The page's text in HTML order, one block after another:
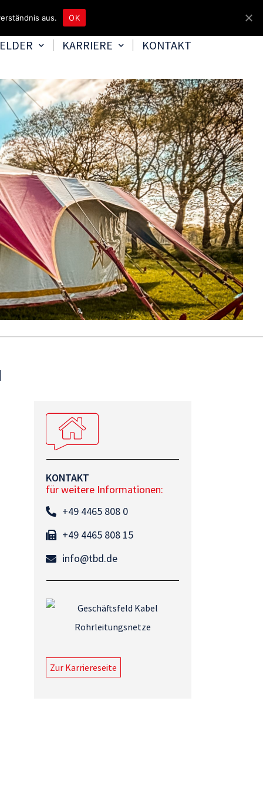
KARRIERE KONTAKT
KONTAKT
für weitere Informationen:
+49 4465 808 0
+49 4465 808 15
info@tbd.de
Zur Karriereseite
aus. OK